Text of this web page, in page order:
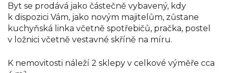
Byt se prodává jako částečně vybavený, kdy
k dispozici Vám, jako novým majitelům, zůstane
kuchyňská linka včetně spotřebičů, pračka, postel
v ložnici včetně vestavné skříně na míru.
K nemovitosti náleží 2 sklepy v celkové výměře cca